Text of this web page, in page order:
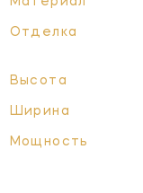
Отделка
Высота
Ширина
Мощность